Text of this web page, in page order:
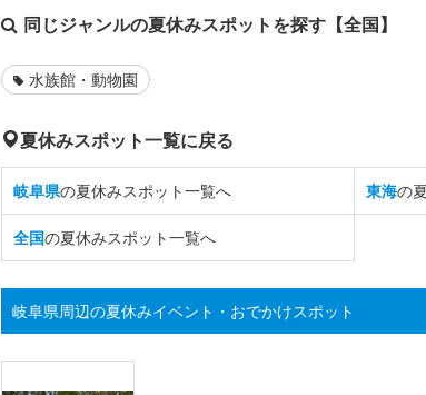
同じジャンルの夏休みスポットを探す【全国】
水族館・動物園
夏休みスポット一覧に戻る
岐阜県の夏休みスポット一覧へ 東海の
全国の夏休みスポット一覧へ
岐阜県周辺の夏休みイベント・おでかけスポット